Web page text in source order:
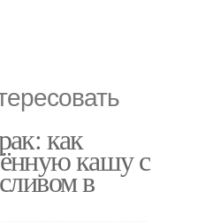
как
кашу с
в